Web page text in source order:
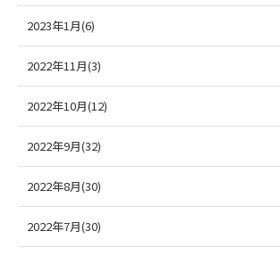
2023年1月(6)
2022年11月(3)
2022年10月(12)
2022年9月(32)
2022年8月(30)
2022年7月(30)